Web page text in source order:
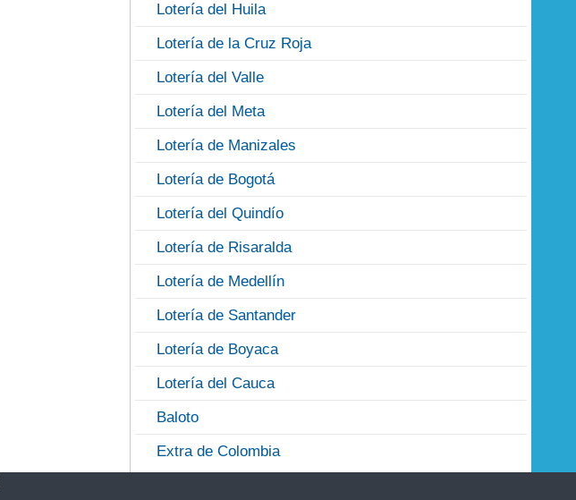
Lotería del Huila
Lotería de la Cruz Roja
Lotería del Valle
Lotería del Meta
Lotería de Manizales
Lotería de Bogotá
Lotería del Quindío
Lotería de Risaralda
Lotería de Medellín
Lotería de Santander
Lotería de Boyaca
Lotería del Cauca
Baloto
Extra de Colombia